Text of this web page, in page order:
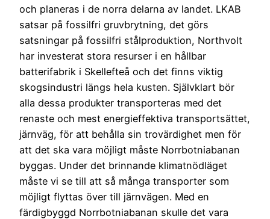
och planeras i de norra delarna av landet. LKAB
satsar på fossilfri gruvbrytning, det görs
satsningar på fossilfri stålproduktion, Northvolt
har investerat stora resurser i en hållbar
batterifabrik i Skellefteå och det finns viktig
skogsindustri längs hela kusten. Självklart bör
alla dessa produkter transporteras med det
renaste och mest energieffektiva transportsättet,
järnväg, för att behålla sin trovärdighet men för
att det ska vara möjligt måste Norrbotniabanan
byggas. Under det brinnande klimatnödläget
måste vi se till att så många transporter som
möjligt flyttas över till järnvägen. Med en
färdigbyggd Norrbotniabanan skulle det vara